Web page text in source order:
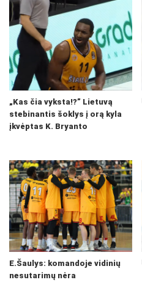
„Kas čia vyksta!?” Lietuvą
stebinantis šoklys į orą kyla
įkvėptas K. Bryanto
E.Šaulys: komandoje vidinių
nesutarimų nėra